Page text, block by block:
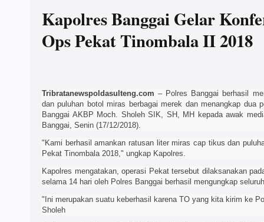
Kapolres Banggai Gelar
Ops Pekat Tinombala II 2018
Tribratanewspoldasulteng.com – Polres Banggai berhasil
dan puluhan botol miras berbagai merek dan menangkap dua
Banggai AKBP Moch. Sholeh SIK, SH, MH kepada awak
Banggai, Senin (17/12/2018).
"Kami berhasil amankan ratusan liter miras cap tikus dan
Pekat Tinombala 2018," ungkap Kapolres.
Kapolres mengatakan, operasi Pekat tersebut dilaksanakan
selama 14 hari oleh Polres Banggai berhasil mengungkap
"Ini merupakan suatu keberhasil karena TO yang kita kirim ke
Sholeh